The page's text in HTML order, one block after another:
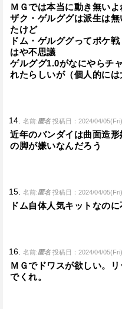
ＭＧでは本当に動き無い
ザク・ゲルググは派生は
たけど
ドム・ゲルググってポケ
はや不思議
ゲルググ1.0がなにやらチ
れたらしいが（個人的には
14. 名前:匿名 投稿日：2024/04/
近年のバンダイは曲面造
の脚が嫌いなんだろう
15. 名前:匿名 投稿日：2024/04/
ドム自体人気キットなの
16. 名前:匿名 投稿日：2024/04/
ＭＧでドワスが欲しい。
でくれ。